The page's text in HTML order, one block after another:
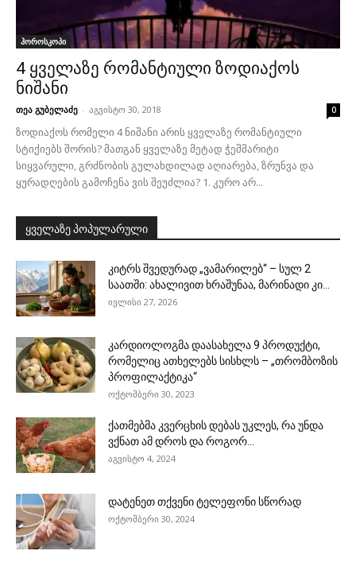
ჰოროსკოპი
4 ყველაზე რომანტიული ზოდიაქოს
ნიშანი
თეა გუბელაძე - აგვისტო 30, 2018 0
ზოდიაქოს რომელი 4 ნიშანი არის ყველაზე რომანტიული
სტიქიებს შორის? მათგან ყველაზე მეტად ჭეშმარიტი
სიყვარული, გრძნობის გულახდილად აღიარება, ზრუნვა და
ყურადღების გამოჩენა ვის შეუძლია? 1. კურო არ...
ყველაზე პოპულარული
კიტრს შვედურად „ვამარილებ“ – სულ 2
საათში: ახალივით ხრაშუნაა, მარინადი კი...
ივლისი 27, 2026
კარდიოლოგმა დაასახელა 9 პროდუქტი,
რომელიც ათხელებს სისხლს – „თრომბოზის
პროფილაქტიკა“
ოქტომბერი 30, 2023
ქათმებმა კვერცხის დებას უკლეს, რა უნდა
ვქნათ ამ დროს და როგორ...
აგვისტო 4, 2024
დატენეთ თქვენი ტელეფონი სწორად
ოქტომბერი 30, 2024